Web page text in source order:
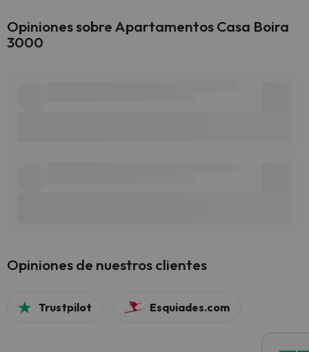
Opiniones sobre Apartamentos Casa Boira
3000
Opiniones de nuestros clientes
Trustpilot Esquiades.com